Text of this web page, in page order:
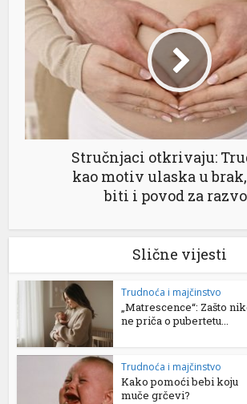
Stručnjaci otkrivaju:
kao motiv ulaska u
biti i povod za
Slične vijesti
Trudnoća i majčinstvo
„Matrescence“: Zašto
ne priča o pubertetu...
Trudnoća i majčinstvo
Kako pomoći bebi koju
muče grčevi?